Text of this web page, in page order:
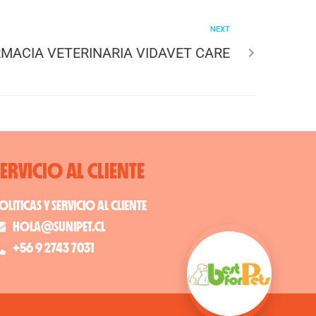
NEXT
VETERINARIA VIDAVET CARE
AL CLIENTE
Y SERVICIO AL CLIENTE
HOLA@SUNIPET.CL
+56 9 2743 7031